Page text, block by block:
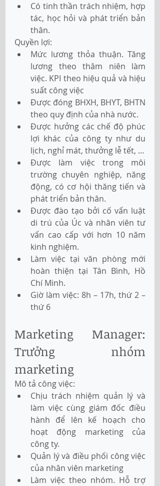
Có tinh thần trách nhiệm, hợp
tác, học hỏi và phát triển bản
thân.
Quyền lợi:
Mức lương thỏa thuận. Tăng
lương theo thâm niên làm
việc. KPI theo hiệu quả và hiệu
suất công việc
Được đóng BHXH, BHYT, BHTN
theo quy định của nhà nước.
Được hưởng các chế độ phúc
lợi khác của công ty như du
lịch, nghỉ mát, thưởng lễ tết, …
Được làm việc trong môi
trường chuyên nghiệp, năng
động, có cơ hội thăng tiến và
phát triển bản thân.
Được đào tạo bởi cố vấn luật
di trú của Úc và nhân viên tư
vấn cao cấp với hơn 10 năm
kinh nghiệm.
Làm việc tại văn phòng mới
hoàn thiện tại Tân Bình, Hồ
Chí Minh.
Giờ làm việc: 8h – 17h, thứ 2 –
thứ 6
Marketing Manager:
Trưởng nhóm
marketing
Mô tả công việc:
Chịu trách nhiệm quản lý và
làm việc cùng giám đốc điều
hành để lên kế hoạch cho
hoạt động marketing của
công ty.
Quản lý và điều phối công việc
của nhân viên marketing
Làm việc theo nhóm. Hỗ trợ